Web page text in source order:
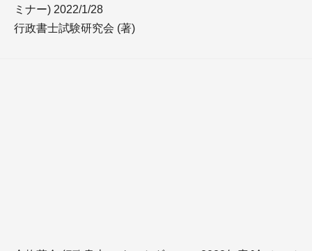
ミナー) 2022/1/28
行政書士試験研究会 (著)